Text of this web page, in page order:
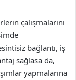
çalışmalarını
bağlantı, iş
sağlasa da,
yapmalarına